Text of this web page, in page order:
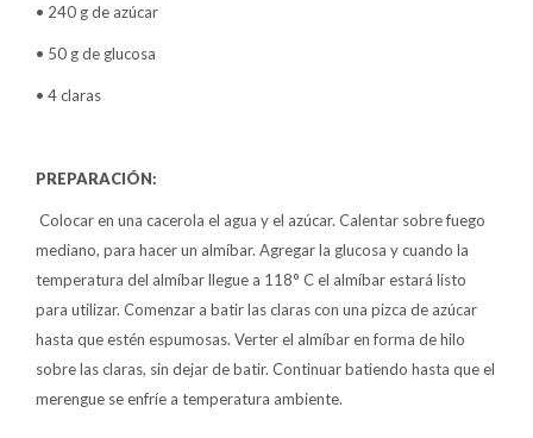
• 240 g de azúcar
• 50 g de glucosa
• 4 claras
PREPARACIÓN:
Colocar en una cacerola el agua y el azúcar. Calentar sobre fuego
mediano, para hacer un almíbar. Agregar la glucosa y cuando la
temperatura del almíbar llegue a 118° C el almíbar estará listo
para utilizar. Comenzar a batir las claras con una pizca de azúcar
hasta que estén espumosas. Verter el almíbar en forma de hilo
sobre las claras, sin dejar de batir. Continuar batiendo hasta que el
merengue se enfríe a temperatura ambiente.